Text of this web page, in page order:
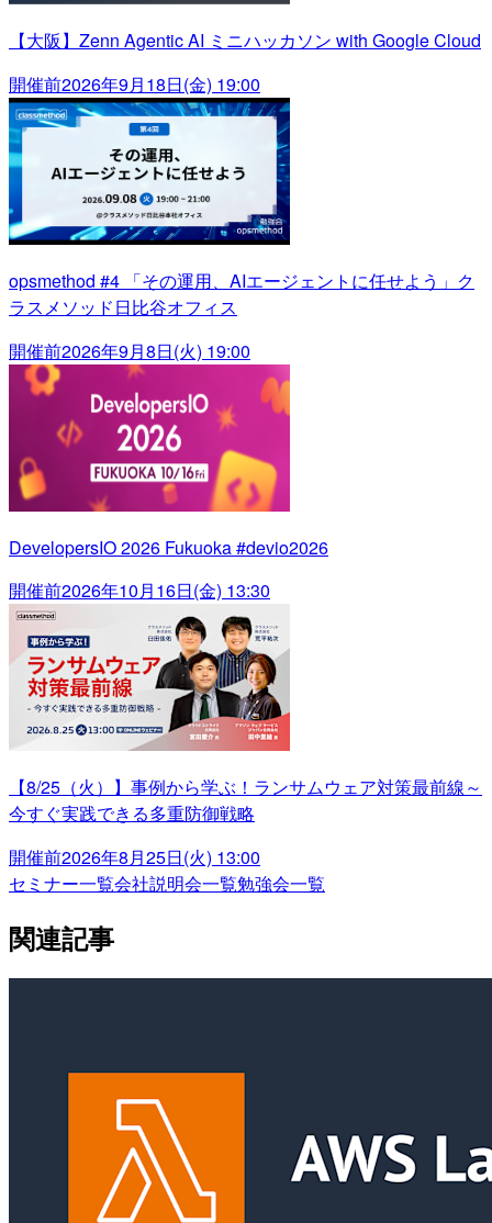
【大阪】Zenn Agentic AI ミニハッカソン with Google Cloud
開催前2026年9月18日(金) 19:00
opsmethod #4 「その運用、AIエージェントに任せよう」ク
ラスメソッド日比谷オフィス
開催前2026年9月8日(火) 19:00
DevelopersIO 2026 Fukuoka #devio2026
開催前2026年10月16日(金) 13:30
【8/25（火）】事例から学ぶ！ランサムウェア対策最前線～
今すぐ実践できる多重防御戦略
開催前2026年8月25日(火) 13:00
セミナー一覧会社説明会一覧勉強会一覧
関連記事